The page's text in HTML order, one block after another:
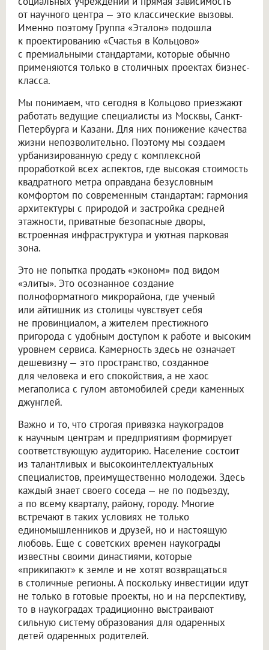
от научного центра — это классические вызовы.
Именно поэтому Группа «Эталон» подошла
к проектированию «Счастья в Кольцово»
с премиальными стандартами, которые обычно
применяются только в столичных проектах бизнес-
класса.
Мы понимаем, что сегодня в Кольцово приезжают
работать ведущие специалисты из Москвы, Санкт-
Петербурга и Казани. Для них понижение качества
жизни непозволительно. Поэтому мы создаем
урбанизированную среду с комплексной
проработкой всех аспектов, где высокая стоимость
квадратного метра оправдана безусловным
комфортом по современным стандартам: гармония
архитектуры с природой и застройка средней
этажности, приватные безопасные дворы,
встроенная инфраструктура и уютная парковая
зона.
Это не попытка продать «эконом» под видом
«элиты». Это осознанное создание
полноформатного микрорайона, где ученый
или айтишник из столицы чувствует себя
не провинциалом, а жителем престижного
пригорода с удобным доступом к работе и высоким
уровнем сервиса. Камерность здесь не означает
дешевизну — это пространство, созданное
для человека и его спокойствия, а не хаос
мегаполиса с гулом автомобилей среди каменных
джунглей.
Важно и то, что строгая привязка наукоградов
к научным центрам и предприятиям формирует
соответствующую аудиторию. Население состоит
из талантливых и высокоинтеллектуальных
специалистов, преимущественно молодежи. Здесь
каждый знает своего соседа — не по подъезду,
а по всему кварталу, району, городу. Многие
встречают в таких условиях не только
единомышленников и друзей, но и настоящую
любовь. Еще с советских времен наукограды
известны своими династиями, которые
«прикипают» к земле и не хотят возвращаться
в столичные регионы. А поскольку инвестиции идут
не только в готовые проекты, но и на перспективу,
то в наукоградах традиционно выстраивают
сильную систему образования для одаренных
детей одаренных родителей.